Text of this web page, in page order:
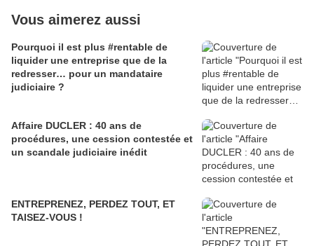
Vous aimerez aussi
Pourquoi il est plus #rentable de
liquider une entreprise que de la
redresser… pour un mandataire
judiciaire ?
Affaire DUCLER : 40 ans de
procédures, une cession contestée et
un scandale judiciaire inédit
ENTREPRENEZ, PERDEZ TOUT, ET
TAISEZ-VOUS !